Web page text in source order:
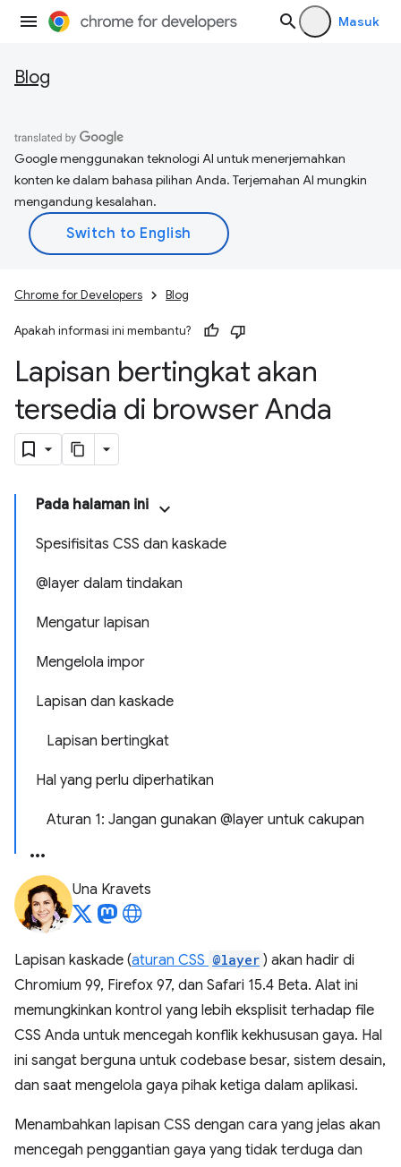
Masuk
Blog
Google menggunakan teknologi AI untuk menerjemahkan
konten ke dalam bahasa pilihan Anda. Terjemahan AI mungkin
mengandung kesalahan.
Chrome for Developers Blog
Apakah informasi ini membantu?
Lapisan bertingkat akan
tersedia di browser Anda
Pada halaman ini
Spesifisitas CSS dan kaskade
@layer dalam tindakan
Mengatur lapisan
Mengelola impor
Lapisan dan kaskade
Lapisan bertingkat
Hal yang perlu diperhatikan
Aturan 1: Jangan gunakan @layer untuk cakupan
Una Kravets
Lapisan kaskade (aturan CSS @layer ) akan hadir di
Chromium 99, Firefox 97, dan Safari 15.4 Beta. Alat ini
memungkinkan kontrol yang lebih eksplisit terhadap file
CSS Anda untuk mencegah konflik kekhususan gaya. Hal
ini sangat berguna untuk codebase besar, sistem desain,
dan saat mengelola gaya pihak ketiga dalam aplikasi.
Menambahkan lapisan CSS dengan cara yang jelas akan
mencegah penggantian gaya yang tidak terduga dan